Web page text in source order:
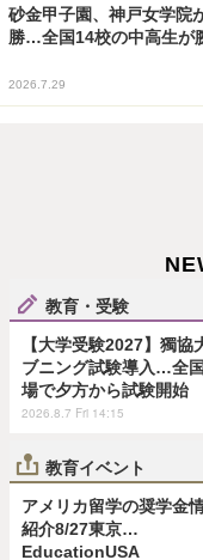
砂金甲子園、神戸女学院
勝…全国14校の中高生が
2026.7.29
教育・受験
【大学受験2027】獨協
ブニング試験導入…全
場で夕方から試験開始
2026.8.7 Fri 14:15
教育イベント
アメリカ留学の奨学金
紹介8/27東京…
EducationUSA